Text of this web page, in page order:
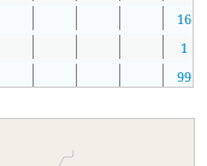
16
1
99